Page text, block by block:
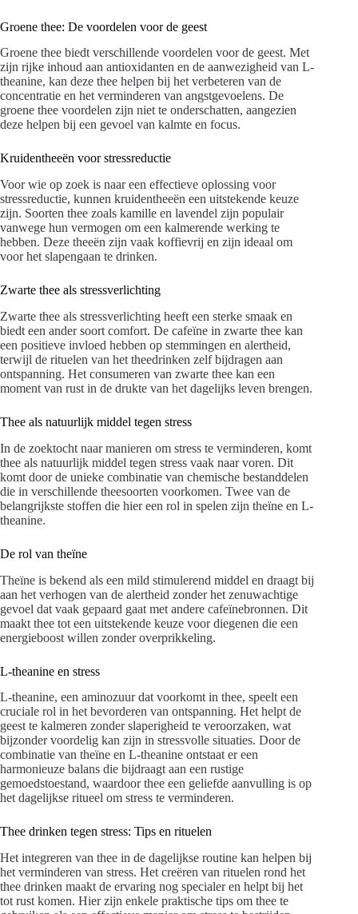
Groene thee: De voordelen voor de geest
Groene thee biedt verschillende voordelen voor de geest. Met
zijn rijke inhoud aan antioxidanten en de aanwezigheid van L-
theanine, kan deze thee helpen bij het verbeteren van de
concentratie en het verminderen van angstgevoelens. De
groene thee voordelen zijn niet te onderschatten, aangezien
deze helpen bij een gevoel van kalmte en focus.
Kruidentheeën voor stressreductie
Voor wie op zoek is naar een effectieve oplossing voor
stressreductie, kunnen kruidentheeën een uitstekende keuze
zijn. Soorten thee zoals kamille en lavendel zijn populair
vanwege hun vermogen om een kalmerende werking te
hebben. Deze theeën zijn vaak koffievrij en zijn ideaal om
voor het slapengaan te drinken.
Zwarte thee als stressverlichting
Zwarte thee als stressverlichting heeft een sterke smaak en
biedt een ander soort comfort. De cafeïne in zwarte thee kan
een positieve invloed hebben op stemmingen en alertheid,
terwijl de rituelen van het theedrinken zelf bijdragen aan
ontspanning. Het consumeren van zwarte thee kan een
moment van rust in de drukte van het dagelijks leven brengen.
Thee als natuurlijk middel tegen stress
In de zoektocht naar manieren om stress te verminderen, komt
thee als natuurlijk middel tegen stress vaak naar voren. Dit
komt door de unieke combinatie van chemische bestanddelen
die in verschillende theesoorten voorkomen. Twee van de
belangrijkste stoffen die hier een rol in spelen zijn theïne en L-
theanine.
De rol van theïne
Theïne is bekend als een mild stimulerend middel en draagt bij
aan het verhogen van de alertheid zonder het zenuwachtige
gevoel dat vaak gepaard gaat met andere cafeïnebronnen. Dit
maakt thee tot een uitstekende keuze voor diegenen die een
energieboost willen zonder overprikkeling.
L-theanine en stress
L-theanine, een aminozuur dat voorkomt in thee, speelt een
cruciale rol in het bevorderen van ontspanning. Het helpt de
geest te kalmeren zonder slaperigheid te veroorzaken, wat
bijzonder voordelig kan zijn in stressvolle situaties. Door de
combinatie van theïne en L-theanine ontstaat er een
harmonieuze balans die bijdraagt aan een rustige
gemoedstoestand, waardoor thee een geliefde aanvulling is op
het dagelijkse ritueel om stress te verminderen.
Thee drinken tegen stress: Tips en rituelen
Het integreren van thee in de dagelijkse routine kan helpen bij
het verminderen van stress. Het creëren van rituelen rond het
thee drinken maakt de ervaring nog specialer en helpt bij het
tot rust komen. Hier zijn enkele praktische tips om thee te